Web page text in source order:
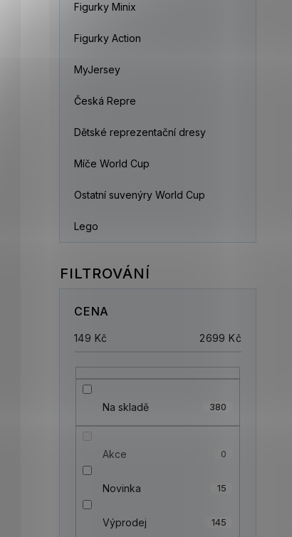
Figurky Minix
Figurky Action
MyJersey
Česká Repre
Dětské reprezentační dresy
Míče World Cup
Ostatní suvenýry World Cup
Lego
CENA
149 Kč 2699 Kč
Na skladě 380
Akce 0
Novinka 15
Výprodej 145